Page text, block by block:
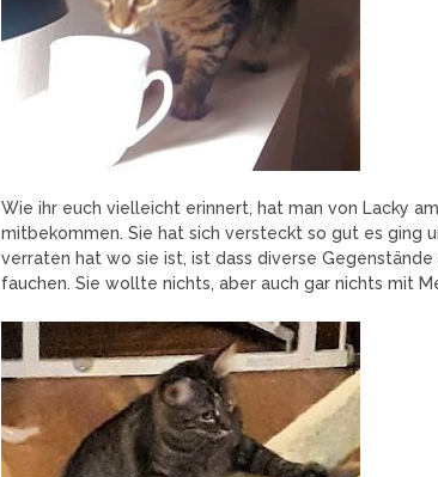
Wie ihr euch vielleicht erinnert, hat man von Lacky
mitbekommen. Sie hat sich versteckt so gut es ging
verraten hat wo sie ist, ist dass diverse
fauchen. Sie wollte nichts, aber auch gar nichts mit